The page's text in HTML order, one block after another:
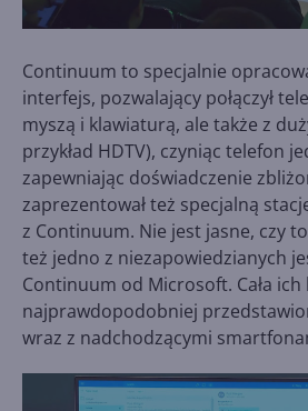
Continuum to specjalnie
interfejs, pozwalający połączył
myszą i klawiaturą, ale także z
przykład HDTV), czyniąc telefon
zapewniając doświadczenie
zaprezentował też specjalną
z Continuum. Nie jest jasne, czy
też jedno z niezapowiedzianych
Continuum od Microsoft. Cała
najprawdopodobniej
wraz z nadchodzącymi